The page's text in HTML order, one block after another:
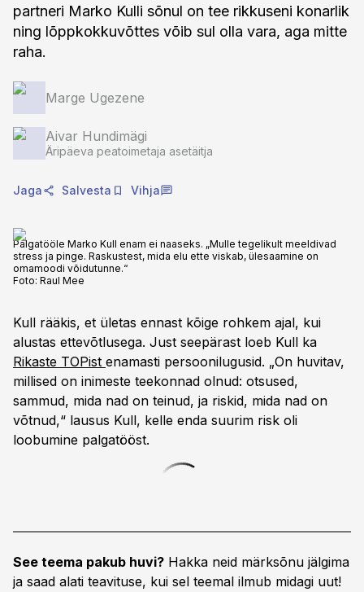
partneri Marko Kulli sõnul on tee rikkuseni konarlik
ning lõppkokkuvõttes võib sul olla vara, aga mitte
raha.
Marge Ugezene
Aivar Hundimägi
Äripäeva peatoimetaja asetäitja
Jaga Salvesta Vihja
Palgatööle Marko Kull enam ei naaseks. „Mulle tegelikult meeldivad
stress ja pinge. Raskustest, mida elu ette viskab, ülesaamine on
omamoodi võidutunne.“
Foto: Raul Mee
Kull rääkis, et ületas ennast kõige rohkem ajal, kui
alustas ettevõtlusega. Just seepärast loeb Kull ka
Rikaste TOPist enamasti persoonilugusid. „On huvitav,
millised on inimeste teekonnad olnud: otsused,
sammud, mida nad on teinud, ja riskid, mida nad on
võtnud,“ lausus Kull, kelle enda suurim risk oli
loobumine palgatööst.
See teema pakub huvi? Hakka neid märksõnu jälgima
ja saad alati teavituse, kui sel teemal ilmub midagi uut!